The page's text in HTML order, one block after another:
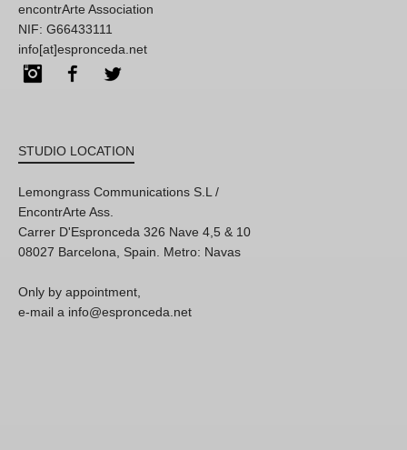
encontrArte Association
NIF: G66433111
info[at]espronceda.net
InstagramFacebook
STUDIO LOCATION
Lemongrass Communications S.L /
EncontrArte Ass.
Carrer D'Espronceda 326 Nave 4,5 & 10
08027 Barcelona, Spain. Metro: Navas
Only by appointment,
e-mail a info@espronceda.net